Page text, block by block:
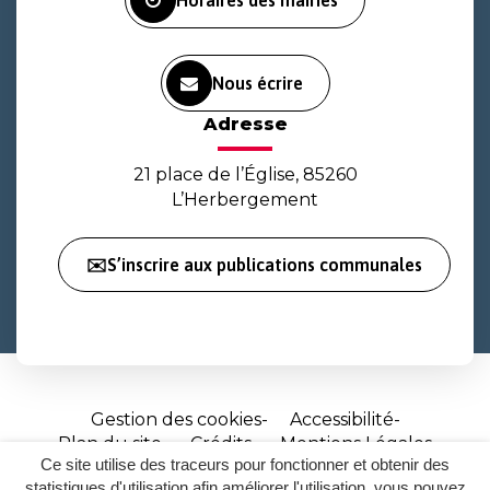
Ce site utilise des traceurs pour fonctionner et obtenir des
Nous écrire
Adresse
21 place de l’Église, 85260
L’Herbergement
✉️S’inscrire aux publications communales
Gestion des cookies
Accessibilité
Plan du site
Crédits
Mentions Légales
Site